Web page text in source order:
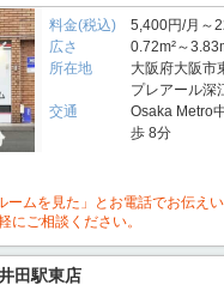
料金(税込)
5,400円/月～
広さ
0.72m²～
所在地
大阪府大阪市
プレアール深
交通
Osaka Metro
歩 8分
ームを見た」とお電話でお伝え
にご相談ください。
田駅東店